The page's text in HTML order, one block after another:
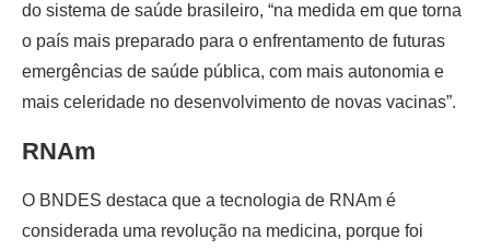
do sistema de saúde brasileiro, “na medida em que torna
o país mais preparado para o enfrentamento de futuras
emergências de saúde pública, com mais autonomia e
mais celeridade no desenvolvimento de novas vacinas”.
RNAm
O BNDES destaca que a tecnologia de RNAm é
considerada uma revolução na medicina, porque foi